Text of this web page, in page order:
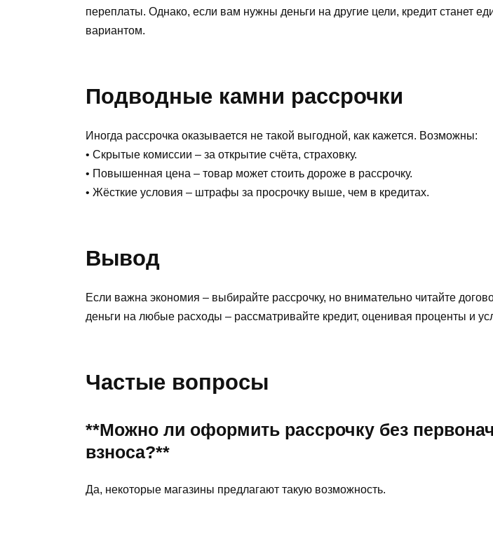
переплаты. Однако, если вам нужны деньги на другие цели, кредит станет
вариантом.
Подводные камни рассрочки
Иногда рассрочка оказывается не такой выгодной, как кажется. Возможны:
• Скрытые комиссии – за открытие счёта, страховку.
• Повышенная цена – товар может стоить дороже в рассрочку.
• Жёсткие условия – штрафы за просрочку выше, чем в кредитах.
Вывод
Если важна экономия – выбирайте рассрочку, но внимательно читайте
деньги на любые расходы – рассматривайте кредит, оценивая проценты и
Частые вопросы
**Можно ли оформить рассрочку без
взноса?**
Да, некоторые магазины предлагают такую возможность.